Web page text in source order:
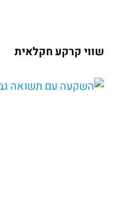
שווי קרקע חקלאית